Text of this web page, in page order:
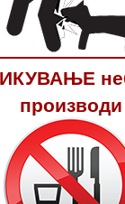
производи